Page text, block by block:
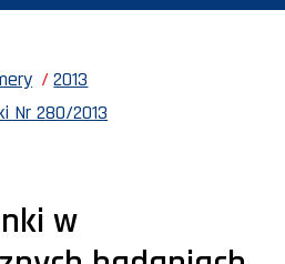
2013
Nr 280/2013
w